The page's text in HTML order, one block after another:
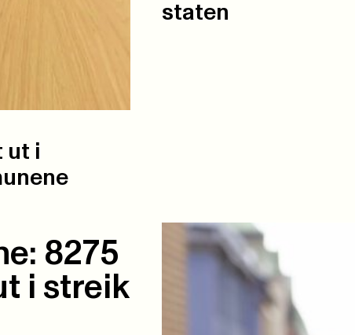
ut i
staten
8275
i streik